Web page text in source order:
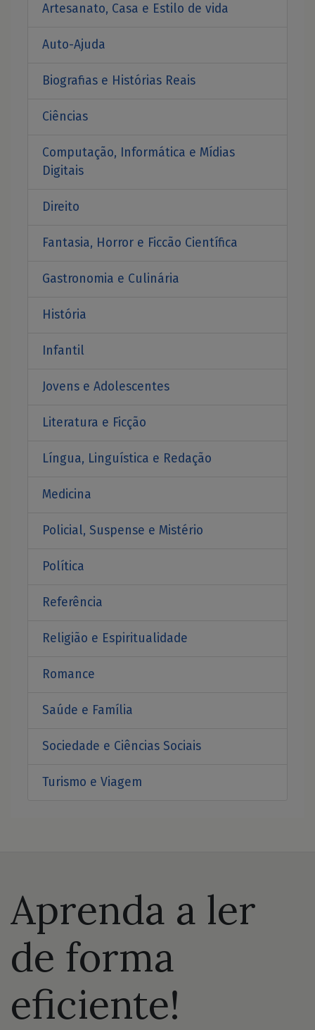
Artesanato, Casa e Estilo de vida
Auto-Ajuda
Biografias e Histórias Reais
Ciências
Computação, Informática e Mídias
Digitais
Direito
Fantasia, Horror e Ficcão Científica
Gastronomia e Culinária
História
Infantil
Jovens e Adolescentes
Literatura e Ficção
Língua, Linguística e Redação
Medicina
Policial, Suspense e Mistério
Política
Referência
Religião e Espiritualidade
Romance
Saúde e Família
Sociedade e Ciências Sociais
Turismo e Viagem
Aprenda a ler
de forma
eficiente!